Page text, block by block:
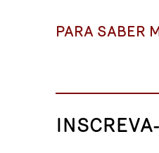
PARA SABER